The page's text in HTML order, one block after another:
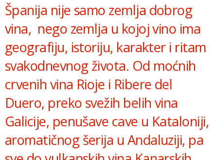
Španija nije samo zemlja dobrog
vina, nego zemlja u kojoj vino ima
geografiju, istoriju, karakter i ritam
svakodnevnog života. Od moćnih
crvenih vina Rioje i Ribere del
Duero, preko svežih belih vina
Galicije, penušave cave u Kataloniji,
aromatičnog šerija u Andaluziji, pa